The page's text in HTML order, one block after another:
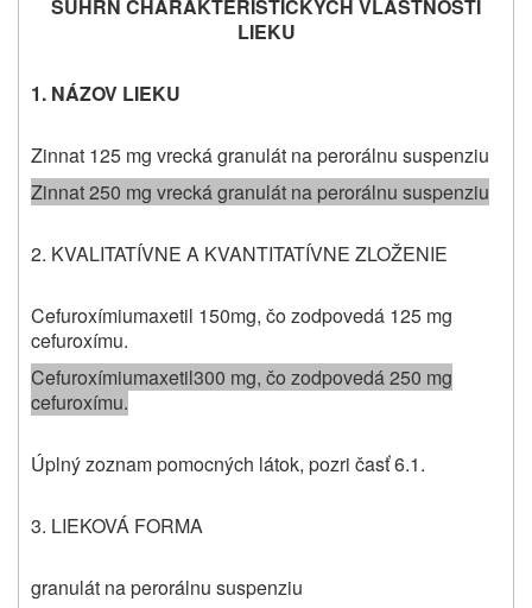
SÚHRN CHARAKTERISTICKÝCH VLASTNOSTÍ
LIEKU
1. NÁZOV LIEKU
Zinnat 125 mg vrecká granulát na perorálnu suspenziu
Zinnat 250 mg vrecká granulát na perorálnu suspenziu
2. KVALITATÍVNE A KVANTITATÍVNE ZLOŽENIE
Cefuroxímiumaxetil 150mg, čo zodpovedá 125 mg
cefuroxímu.
Cefuroxímiumaxetil300 mg, čo zodpovedá 250 mg
cefuroxímu.
Úplný zoznam pomocných látok, pozri časť 6.1.
3. LIEKOVÁ FORMA
granulát na perorálnu suspenziu